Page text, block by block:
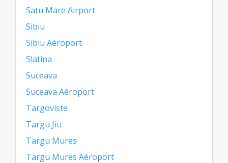
Satu Mare Airport
Sibiu
Sibiu Aéroport
Slatina
Suceava
Suceava Aéroport
Targoviste
Targu Jiu
Targu Mures
Targu Mures Aéroport